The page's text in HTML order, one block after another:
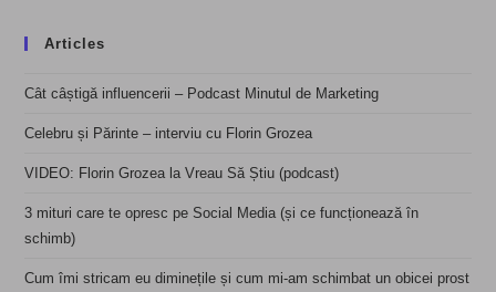
Articles
Cât câștigă influencerii – Podcast Minutul de Marketing
Celebru și Părinte – interviu cu Florin Grozea
VIDEO: Florin Grozea la Vreau Să Știu (podcast)
3 mituri care te opresc pe Social Media (și ce funcționează în
schimb)
Cum îmi stricam eu diminețile și cum mi-am schimbat un obicei prost